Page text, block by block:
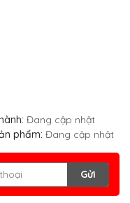
Đang cập nhật
phẩm: Đang cập nhật
Gửi